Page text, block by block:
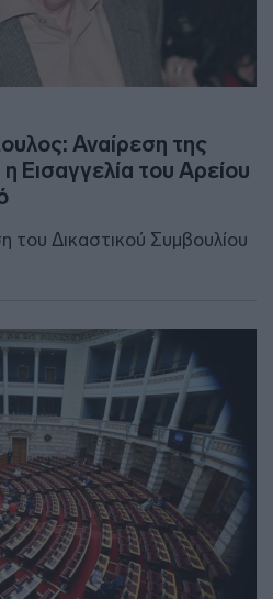
Αναίρεση της
Εισαγγελία του Αρείου
του Δικαστικού Συμβουλίου